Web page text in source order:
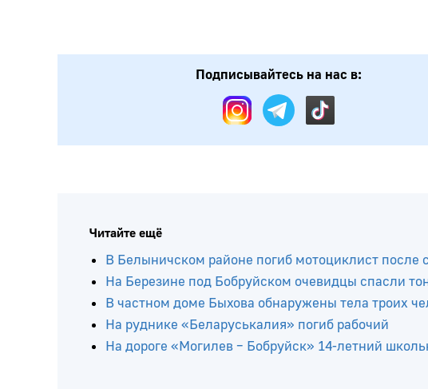
Подписывайтесь на нас в:
Читайте ещё
В Белыничском районе погиб мотоциклист после
На Березине под Бобруйском очевидцы спасли